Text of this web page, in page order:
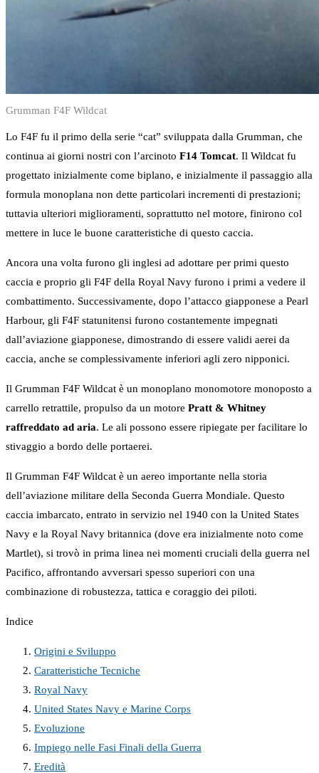
Grumman F4F Wildcat
Lo F4F fu il primo della serie “cat” sviluppata dalla Grumman, che
continua ai giorni nostri con l’arcinoto F14 Tomcat. Il Wildcat fu
progettato inizialmente come biplano, e inizialmente il passaggio alla
formula monoplana non dette particolari incrementi di prestazioni;
tuttavia ulteriori miglioramenti, soprattutto nel motore, finirono col
mettere in luce le buone caratteristiche di questo caccia.
Ancora una volta furono gli inglesi ad adottare per primi questo
caccia e proprio gli F4F della Royal Navy furono i primi a vedere il
combattimento. Successivamente, dopo l’attacco giapponese a Pearl
Harbour, gli F4F statunitensi furono costantemente impegnati
dall’aviazione giapponese, dimostrando di essere validi aerei da
caccia, anche se complessivamente inferiori agli zero nipponici.
Il Grumman F4F Wildcat è un monoplano monomotore monoposto a
carrello retrattile, propulso da un motore Pratt & Whitney
raffreddato ad aria. Le ali possono essere ripiegate per facilitare lo
stivaggio a bordo delle portaerei.
Il Grumman F4F Wildcat è un aereo importante nella storia
dell’aviazione militare della Seconda Guerra Mondiale. Questo
caccia imbarcato, entrato in servizio nel 1940 con la United States
Navy e la Royal Navy britannica (dove era inizialmente noto come
Martlet), si trovò in prima linea nei momenti cruciali della guerra nel
Pacifico, affrontando avversari spesso superiori con una
combinazione di robustezza, tattica e coraggio dei piloti.
Indice
Origini e Sviluppo
Caratteristiche Tecniche
Royal Navy
United States Navy e Marine Corps
Evoluzione
Impiego nelle Fasi Finali della Guerra
Eredità